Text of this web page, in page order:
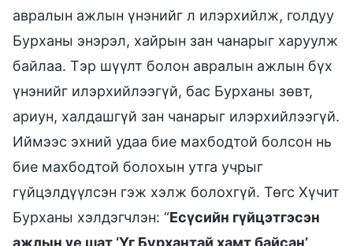
авралын ажлын үнэнийг л илэрхийлж, голдуу
Бурханы энэрэл, хайрын зан чанарыг харуулж
байлаа. Тэр шүүлт болон авралын ажлын бүх
үнэнийг илэрхийлээгүй, бас Бурханы зөвт,
ариун, халдашгүй зан чанарыг илэрхийлээгүй.
Иймээс эхний удаа бие махбодтой болсон нь
бие махбодтой болохын утга учрыг
гүйцэлдүүлсэн гэж хэлж болохгүй. Төгс Хүчит
Бурханы хэлдэгчлэн: “Есүсийн гүйцэтгэсэн
ажлын үе шат ‘Үг Бурхантай хамт байсан’